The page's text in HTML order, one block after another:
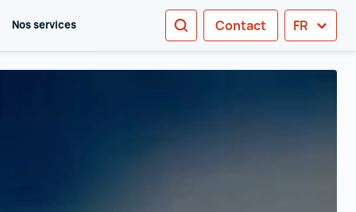
Nos services RECHERCHE
Contact FR